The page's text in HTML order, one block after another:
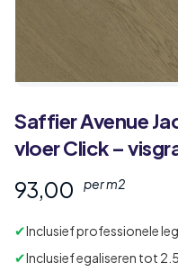
SaffierAvenue
vloer Click –
93,00 per m2
✔Inclusief professionele
✔Inclusief egaliseren tot